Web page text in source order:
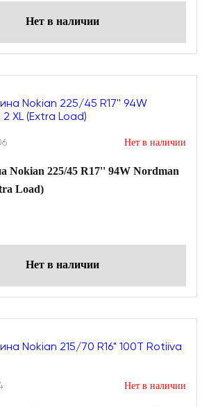
Нет в наличии
Нет в наличии
Nokian 225/45 R17'' 94W Nordman
Load)
Нет в наличии
Нет в наличии